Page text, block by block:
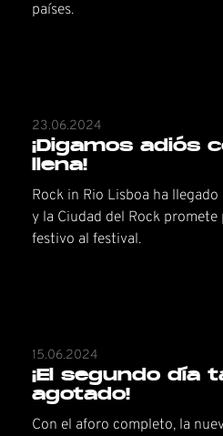
países.
23.06.2024
¡Digamos adiós
llena!
Rock in Rio Lisboa ha
y la Ciudad del Rock
festivo al festival.
15.06.2024
¡El segundo día
agotado!
Con el aforo completo, la